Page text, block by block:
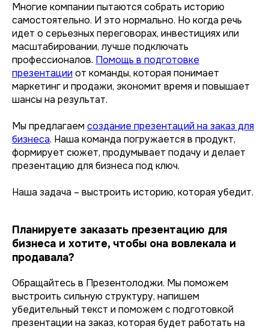
Многие компании пытаются собрать историю
самостоятельно. И это нормально. Но когда речь
идет о серьезных переговорах, инвестициях или
масштабировании, лучше подключать
профессионалов. Помощь в подготовке
презентации от команды, которая понимает
маркетинг и продажи, экономит время и повышает
шансы на результат.
Мы предлагаем создание презентаций на заказ для
бизнеса. Наша команда погружается в продукт,
формирует сюжет, продумывает подачу и делает
презентацию для бизнеса под ключ.
Наша задача – выстроить историю, которая убедит.
Планируете заказать презентацию для
бизнеса и хотите, чтобы она вовлекала и
продавала?
Обращайтесь в Презентолоджи. Мы поможем
выстроить сильную структуру, напишем
убедительный текст и поможем с подготовкой
презентации на заказ, которая будет работать на